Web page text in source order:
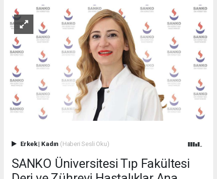
Erkek| Kadın (Haberi Sesli Oku)
SANKO Üniversitesi Tıp Fakültesi